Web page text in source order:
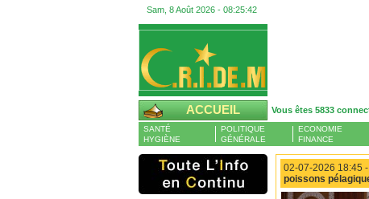
Sam, 8 Août 2026 - 08:25:43
ACCUEIL Vous êtes 5833
SANTÉ
HYGIÈNE
POLITIQUE
GÉNÉRALE
ECONOMIE
FINANCE
02-07-2026 18:45 -
poissons